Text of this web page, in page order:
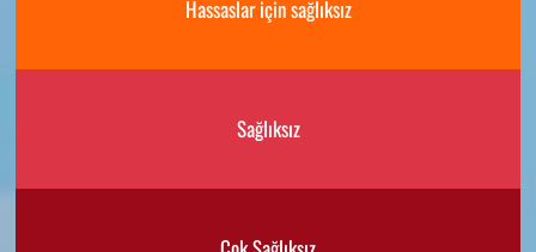
Hassaslar için sağlıksız
Sağlıksız